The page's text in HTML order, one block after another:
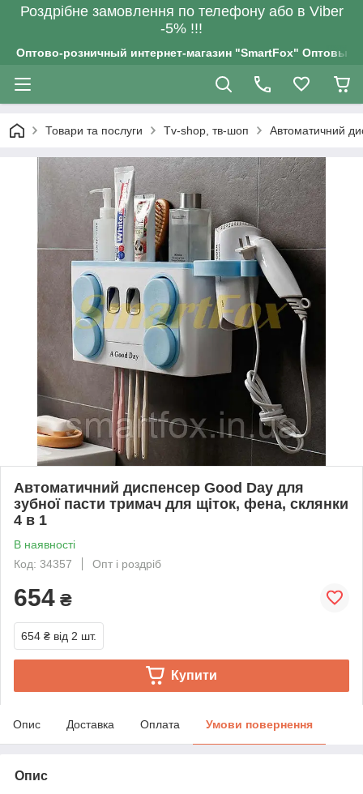
Роздрiбне замовлення по телефону або в Viber
-5% !!!
Оптово-розничный интернет-магазин "SmartFox" Оптовым
Товари та послуги Tv-shop, тв-шоп Автоматичний
Автоматичний диспенсер Good Day для
зубної пасти тримач для щіток, фена, склянки
4 в 1
В наявності
Код: 34357
Опт і роздріб
654 ₴
654 ₴ від 2 шт.
Купити
Опис Доставка Оплата Умови повернення
Опис